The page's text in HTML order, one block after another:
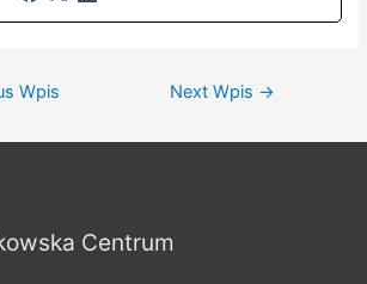
Wpis Next Wpis →
Centrum